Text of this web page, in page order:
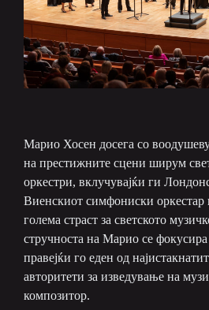
Марио Хосен досега со
на престижните сцени ширум
оркестри, вклучувајќи ги
Виенскиот симфониски
голема страст за светското
стручноста на Марио се
правејќи го еден од
авторитети за изведување на
композитор.